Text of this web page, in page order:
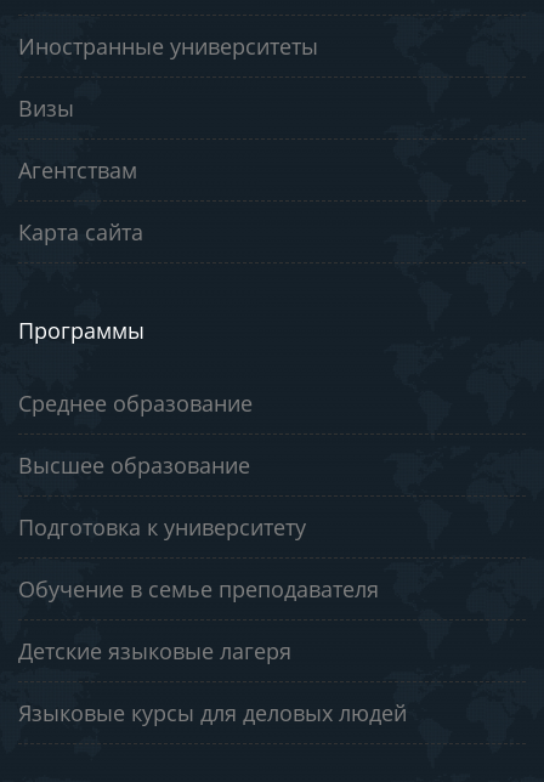
Иностранные университеты
Визы
Агентствам
Карта сайта
Программы
Среднее образование
Высшее образование
Подготовка к университету
Обучение в семье преподавателя
Детские языковые лагеря
Языковые курсы для деловых людей